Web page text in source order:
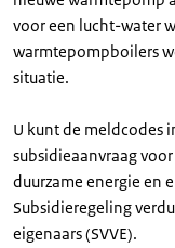
voor een lucht-water
warmtepompboilers
situatie.
U kunt de meldcodes
subsidieaanvraag
duurzame energie en
Subsidieregeling
eigenaars (SVVE).